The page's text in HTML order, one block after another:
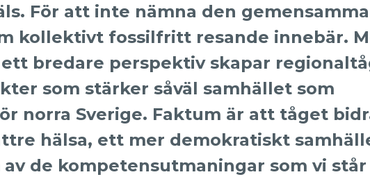
För att inte nämna den gemensamma
kollektivt fossilfritt resande innebär.
bredare perspektiv skapar
som stärker såväl samhället som
norra Sverige. Faktum är att tåget
hälsa, ett mer demokratiskt
de kompetensutmaningar som vi